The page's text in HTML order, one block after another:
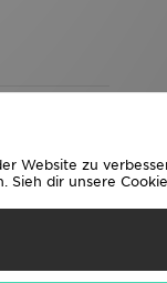
Website zu
dir unsere